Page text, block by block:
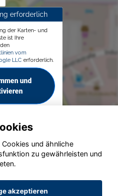
erforderlich
der Karten- und
ist Ihre
vom
LLC erforderlich.
und
GmbH 2020 - 2026
und ähnliche
zu gewährleisten und
akzeptieren